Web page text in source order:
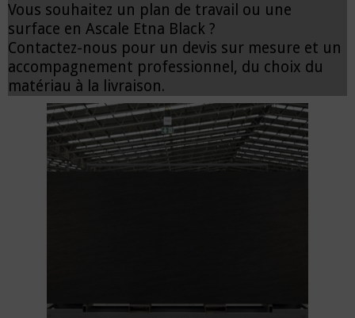
Vous souhaitez un plan de travail ou une
surface en Ascale Etna Black ?
Contactez-nous pour un devis sur mesure et un
accompagnement professionnel, du choix du
matériau à la livraison.